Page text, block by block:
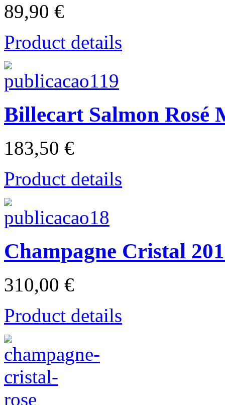
89,90 €
Product details
Billecart Salmon Rosé
183,50 €
Product details
Champagne Cristal
310,00 €
Product details